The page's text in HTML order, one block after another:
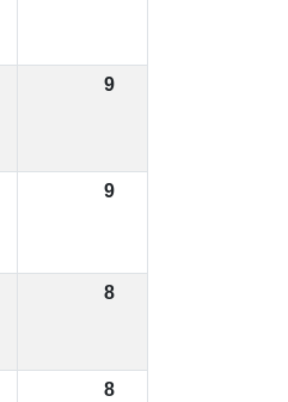
9
9
8
8